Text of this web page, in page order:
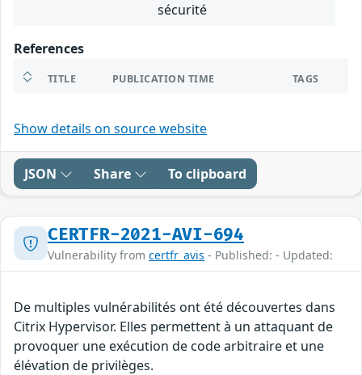
sécurité
References
TITLE PUBLICATION TIME TAGS
Show details on source website
JSON Share To clipboard
CERTFR-2021-AVI-694
Vulnerability from certfr_avis - Published: - Updated:
De multiples vulnérabilités ont été découvertes dans
Citrix Hypervisor. Elles permettent à un attaquant de
provoquer une exécution de code arbitraire et une
élévation de privilèges.